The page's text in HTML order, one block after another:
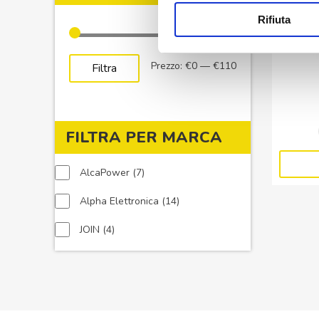
Rifiuta
Prezzo
Prezzo
Filtra Prezzo: €0 — €110
FILTRA PER MARCA
AlcaPower 77
Alpha Elettronica 1414
JOIN 44